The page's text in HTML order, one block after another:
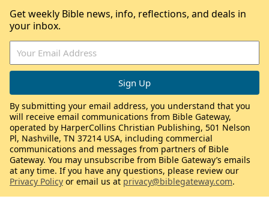
Get weekly Bible news, info, reflections, and deals in
your inbox.
By submitting your email address, you understand that you
will receive email communications from Bible Gateway,
operated by HarperCollins Christian Publishing, 501 Nelson
Pl, Nashville, TN 37214 USA, including commercial
communications and messages from partners of Bible
Gateway. You may unsubscribe from Bible Gateway’s emails
at any time. If you have any questions, please review our
Privacy Policy or email us at privacy@biblegateway.com.